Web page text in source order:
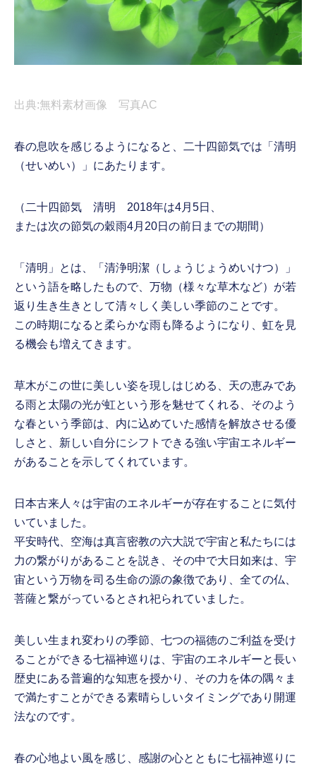
出典:無料素材画像 写真AC
春の息吹を感じるようになると、二十四節気では「清明
（せいめい）」にあたります。
（二十四節気 清明 2018年は4月5日、
または次の節気の穀雨4月20日の前日までの期間）
「清明」とは、「清浄明潔（しょうじょうめいけつ）」
という語を略したもので、万物（様々な草木など）が若
返り生き生きとして清々しく美しい季節のことです。
この時期になると柔らかな雨も降るようになり、虹を見
る機会も増えてきます。
草木がこの世に美しい姿を現しはじめる、天の恵みであ
る雨と太陽の光が虹という形を魅せてくれる、そのよう
な春という季節は、内に込めていた感情を解放させる優
しさと、新しい自分にシフトできる強い宇宙エネルギー
があることを示してくれています。
日本古来人々は宇宙のエネルギーが存在することに気付
いていました。
平安時代、空海は真言密教の六大説で宇宙と私たちには
力の繋がりがあることを説き、その中で大日如来は、宇
宙という万物を司る生命の源の象徴であり、全ての仏、
菩薩と繋がっているとされ祀られていました。
美しい生まれ変わりの季節、七つの福徳のご利益を受け
ることができる七福神巡りは、宇宙のエネルギーと長い
歴史にある普遍的な知恵を授かり、その力を体の隅々ま
で満たすことができる素晴らしいタイミングであり開運
法なのです。
春の心地よい風を感じ、感謝の心とともに七福神巡りに